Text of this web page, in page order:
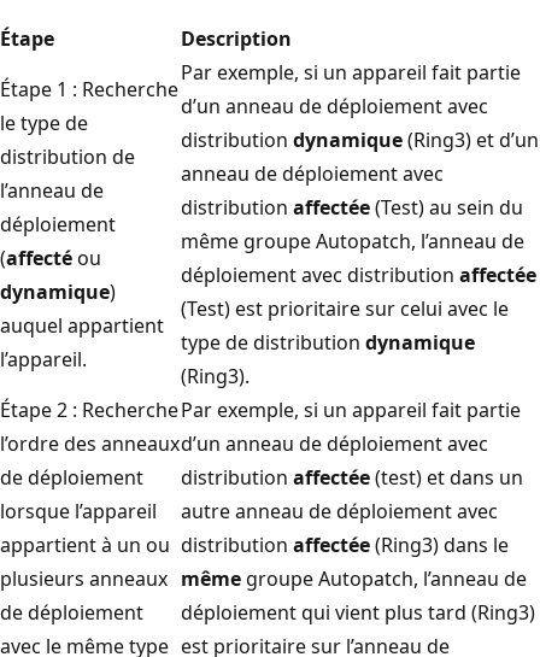
Étape
Description
Étape 1 : Recherche
le type de
distribution de
l’anneau de
déploiement
(affectéou
dynamique)
auquel appartient
l’appareil.
Par exemple, si un appareil fait partie
d’un anneau de déploiement avec
distribution dynamique(Ring3) et d’un
anneau de déploiement avec
distribution affectée(Test) au sein du
même groupe Autopatch, l’anneau de
déploiement avec distribution affectée
(Test) est prioritaire sur celui avec le
type de distribution dynamique
(Ring3).
Étape 2 : Recherche
l’ordre des anneaux
de déploiement
lorsque l’appareil
appartient à un ou
plusieurs anneaux
de déploiement
avec le même type
Par exemple, si un appareil fait partie
d’un anneau de déploiement avec
distribution affectée(test) et dans un
autre anneau de déploiement avec
distribution affectée(Ring3) dans le
même groupe Autopatch, l’anneau de
déploiement qui vient plus tard (Ring3)
est prioritaire sur l’anneau de